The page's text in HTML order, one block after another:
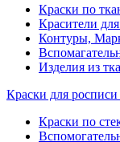
Краски по
Красители
Контуры,
Изделия из
Краски для
Краски по